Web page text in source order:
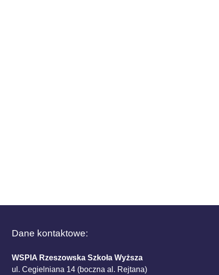
Dane kontaktowe:
WSPIA Rzeszowska Szkoła Wyższa
ul. Cegielniana 14 (boczna al. Rejtana)